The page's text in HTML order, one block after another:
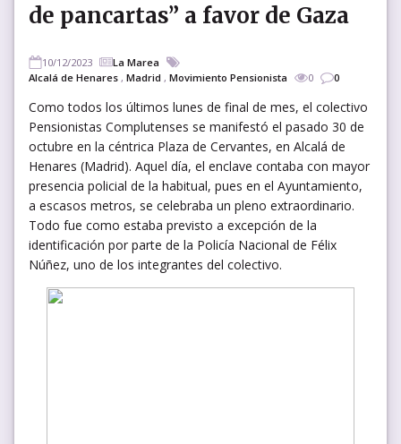
de pancartas” a favor de Gaza
10/12/2023
La Marea
Alcalá de Henares , Madrid , Movimiento Pensionista 0 0
Como todos los últimos lunes de final de mes, el colectivo
Pensionistas Complutenses se manifestó el pasado 30 de
octubre en la céntrica Plaza de Cervantes, en Alcalá de
Henares (Madrid). Aquel día, el enclave contaba con mayor
presencia policial de la habitual, pues en el Ayuntamiento,
a escasos metros, se celebraba un pleno extraordinario.
Todo fue como estaba previsto a excepción de la
identificación por parte de la Policía Nacional de Félix
Núñez, uno de los integrantes del colectivo.